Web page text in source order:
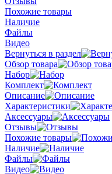
Похожие товары
Наличие
Файлы
Видео
Вернуться в раздел
Обзор товара
Набор
Комплект
Описание
Характеристики
Аксессуары
Отзывы
Похожие товары
Наличие
Файлы
Видео